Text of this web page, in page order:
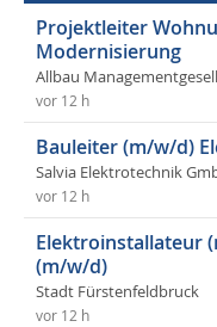
Projektleiter
Modernisierung
Allbau
vor 12 h
Bauleiter (m/w/d)
Salvia Elektrotechnik
vor 12 h
Elektroinstallateur
(m/w/d)
Stadt Fürstenfeldbruck
vor 12 h